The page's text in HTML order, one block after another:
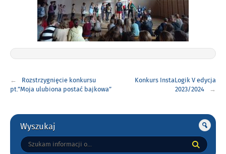
wpisuRozstrzygnięcie konkursu
pt.”Moja ulubiona postać bajkowa”
Konkurs InstaLogik V edycja
2023/2024
Gorne
Wyszukaj
Tutaj
wpisz